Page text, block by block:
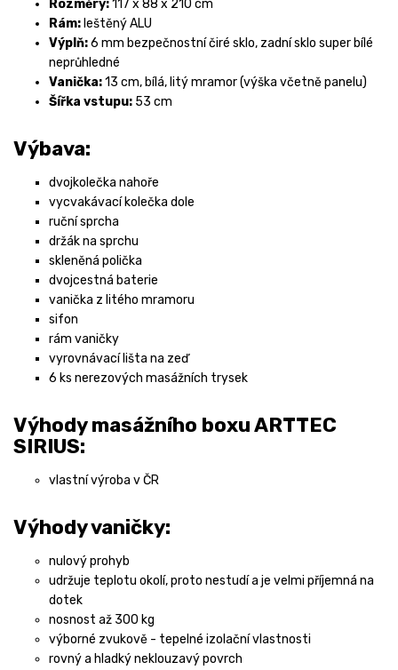
Rozměry:117 x 88 x 210 cm
Rám: leštěný ALU
Výplň:6 mm bezpečnostní čiré sklo, zadní sklo super bílé
neprůhledné
Vanička:13 cm, bílá, litý mramor (výška včetně panelu)
Šířka vstupu: 53 cm
Výbava:
dvojkolečka nahoře
vycvakávací kolečka dole
ruční sprcha
držák na sprchu
skleněná polička
dvojcestná baterie
vanička z litého mramoru
sifon
rám vaničky
vyrovnávací lišta na zeď
6 ks nerezových masážních trysek
Výhody masážního boxu ARTTEC
SIRIUS:
vlastní výroba v ČR
Výhody vaničky:
nulový prohyb
udržuje teplotu okolí, proto nestudí a je velmi příjemná na
dotek
nosnost až 300 kg
výborné zvukově - tepelné izolační vlastnosti
rovný a hladký neklouzavý povrch